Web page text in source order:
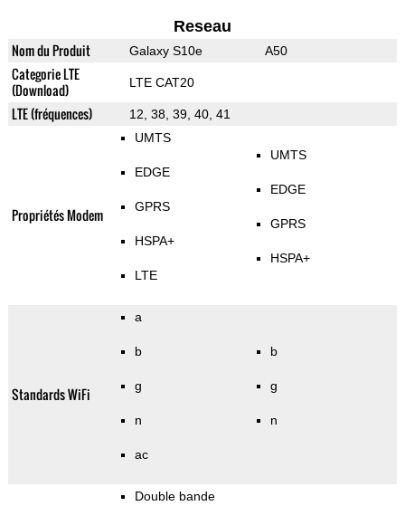
Reseau
Nom du Produit Galaxy S10e A50
Categorie LTE
(Download)
LTE CAT20
LTE (fréquences) 12, 38, 39, 40, 41
Propriétés Modem
UMTS
EDGE
GPRS
HSPA+
LTE
UMTS
EDGE
GPRS
HSPA+
Standards WiFi
a
b
g
n
ac
b
g
n
Double bande